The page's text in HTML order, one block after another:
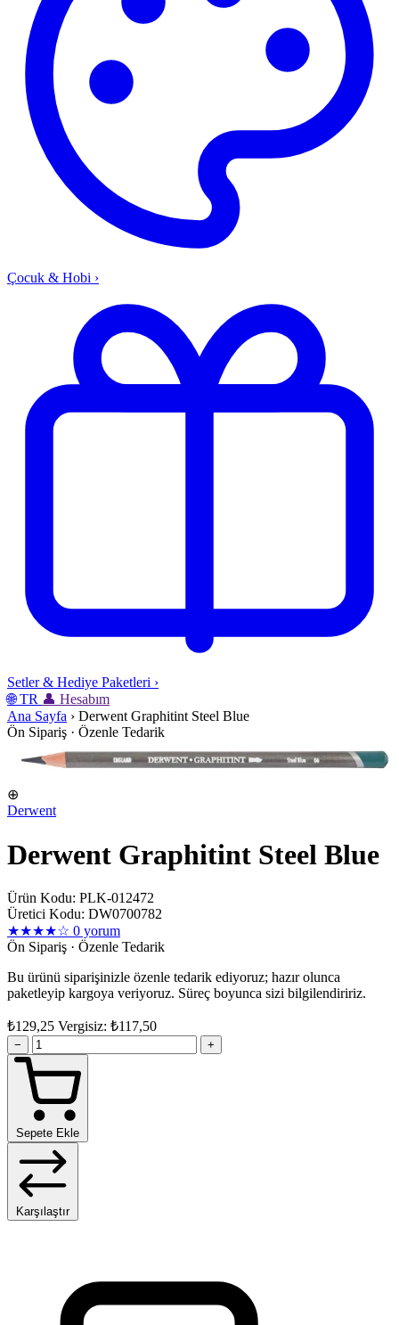
Çocuk & Hobi ›
Setler & Hediye Paketleri ›
🌐 TR 👤 Hesabım
Ana Sayfa › Derwent Graphitint Steel Blue
Ön Sipariş · Özenle Tedarik
⊕
Derwent
Derwent Graphitint Steel Blue
Ürün Kodu: PLK-012472
Üretici Kodu: DW0700782
★★★★☆ 0 yorum
Ön Sipariş · Özenle Tedarik
Bu ürünü siparişinizle özenle tedarik ediyoruz; hazır olunca
paketleyip kargoya veriyoruz. Süreç boyunca sizi bilgilendiririz.
₺129,25 Vergisiz: ₺117,50
− +
Sepete Ekle
Karşılaştır